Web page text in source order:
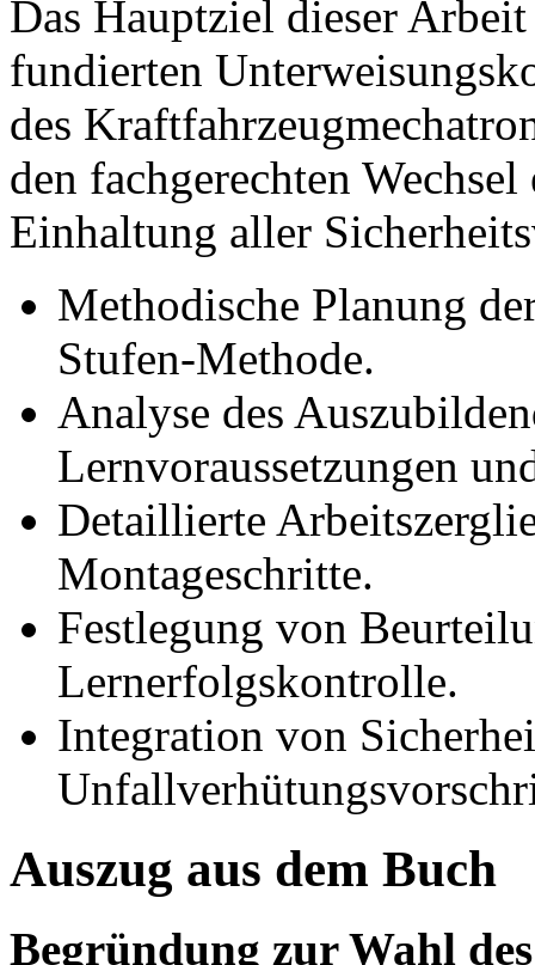
Das Hauptziel dieser
fundierten
des
den fachgerechten
Einhaltung aller
Methodische Planung
Stufen-Methode.
Analyse des
Lernvoraussetzungen
Detaillierte
Montageschritte.
Festlegung von
Lernerfolgskontrolle.
Integration von
Auszug aus dem Buch
Begründung zur Wahl